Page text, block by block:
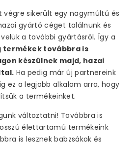
szükséges, hogy
vegye és elfogadja a
Elfogadom
végre sikerült egy nagymúltú és
gyártó céget találnunk és
a további gyártásról. Így a
termékek továbbra is
készülnek majd, hazai
Ha pedig már új partnereink
ez a legjobb alkalom arra, hogy
a termékeinket.
változtatni! Továbbra is
élettartamú termékeink
is lesznek babzsákok és